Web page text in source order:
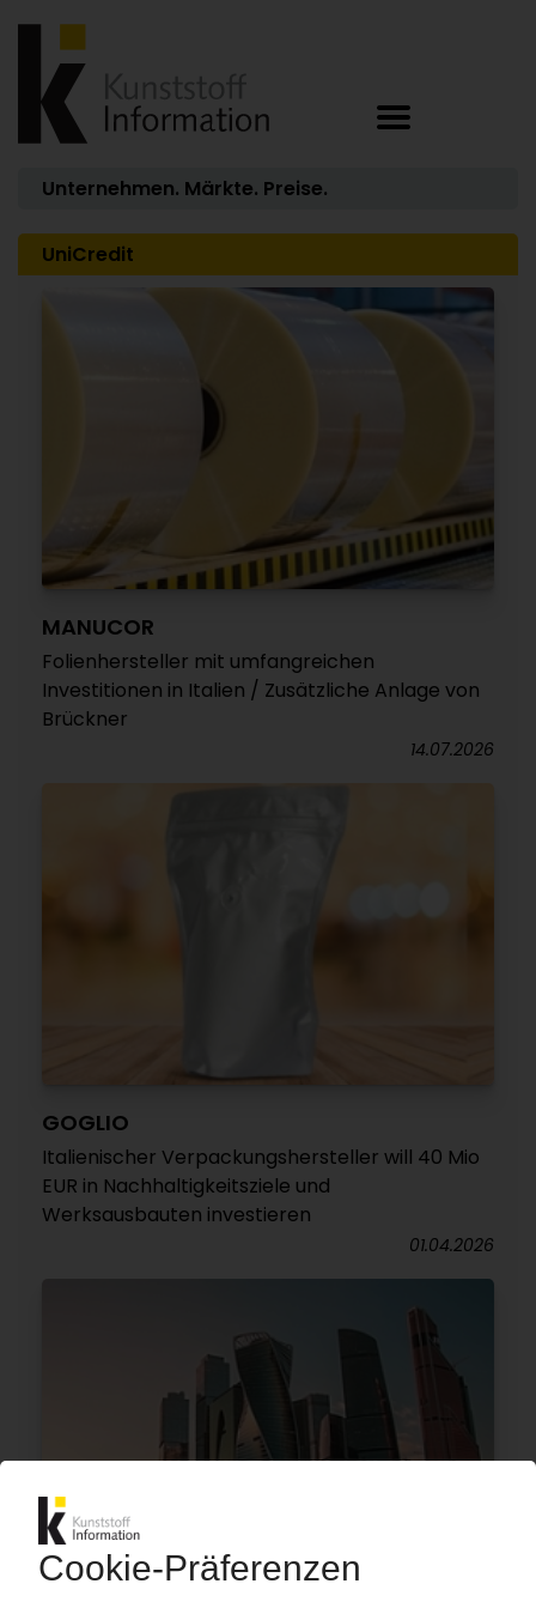
Unternehmen. Märkte. Preise.
UniCredit
MANUCOR
Folienhersteller mit umfangreichen
Investitionen in Italien / Zusätzliche Anlage von
Brückner
14.07.2026
GOGLIO
Italienischer Verpackungshersteller will 40 Mio
EUR in Nachhaltigkeitsziele und
Werksausbauten investieren
01.04.2026